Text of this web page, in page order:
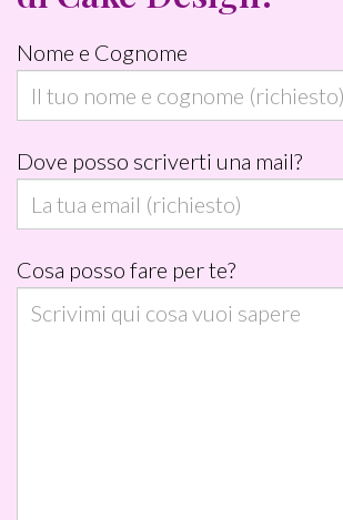
h
i
s
)
Nome e Cognome
Dove posso scriverti una mail?
Cosa posso fare per te?